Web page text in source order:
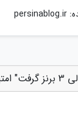
persinablog.ir